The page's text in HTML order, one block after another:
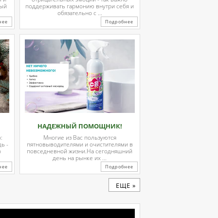
поддерживать гармонию внутри себя и
обязательно с ...
Подробнее
-
НАДЕЖНЫЙ ПОМОЩНИК!
Многие из Вас пользуются
пятновыводителями и очистителями в
повседневной жизни.На сегодняшний
день на рынке их ...
Подробнее
ЕЩЕ »